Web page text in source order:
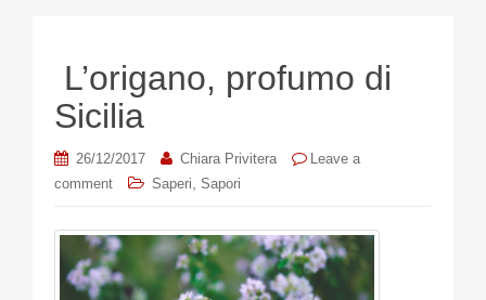
L’origano, profumo di
Sicilia
26/12/2017 Chiara Privitera
Leave a
comment
Saperi, Sapori